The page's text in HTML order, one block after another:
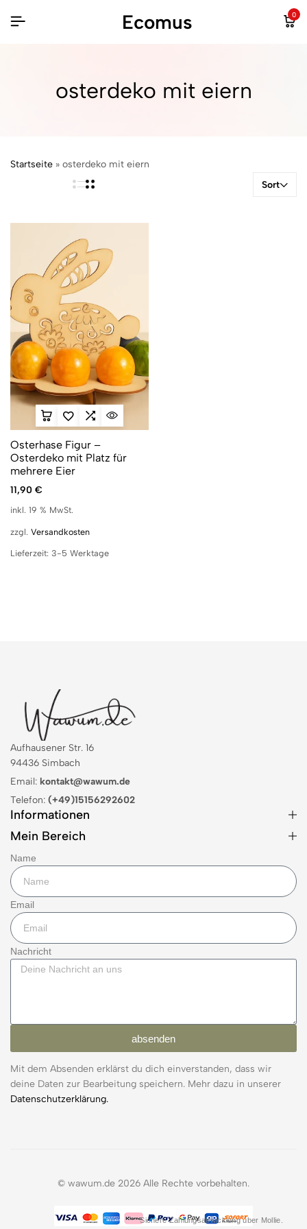
Ecomus 0
osterdeko mit eiern
Startseite » osterdeko mit eiern
Sort
Osterhase Figur –
Osterdeko mit Platz für
mehrere Eier
11,90 €
inkl. 19 % MwSt.
zzgl. Versandkosten
Lieferzeit: 3-5 Werktage
Aufhausener Str. 16
94436 Simbach
Email: kontakt@wawum.de
Telefon: (+49)15156292602
Informationen
Mein Bereich
Name
Email
Nachricht
absenden
Mit dem Absenden erklärst du dich einverstanden, dass wir
deine Daten zur Bearbeitung speichern. Mehr dazu in unserer
Datenschutzerklärung.
© wawum.de 2026 Alle Rechte vorbehalten.
Sichere Zahlungsabwicklung über Mollie.